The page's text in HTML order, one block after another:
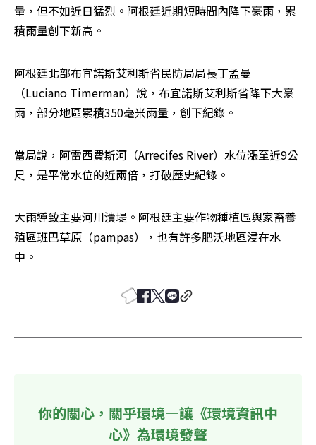
量，但不如近日猛烈。阿根廷近期短時間內降下豪雨，累
積雨量創下新高。
阿根廷北部布宜諾斯艾利斯省民防局局長丁孟曼
（Luciano Timerman）說，布宜諾斯艾利斯省降下大豪
雨，部分地區累積350毫米雨量，創下紀錄。
當局說，阿雷西費斯河（Arrecifes River）水位漲至近9公
尺，是平常水位的近兩倍，打破歷史紀錄。
大雨導致主要河川潰堤。阿根廷主要作物種植區與家畜養
殖區班巴草原（pampas），也有許多肥沃地區浸在水
中。
你的關心，關乎環境—讓《環境資訊中
心》為環境發聲